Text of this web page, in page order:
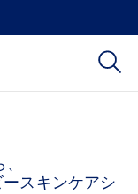
スキンケアシ